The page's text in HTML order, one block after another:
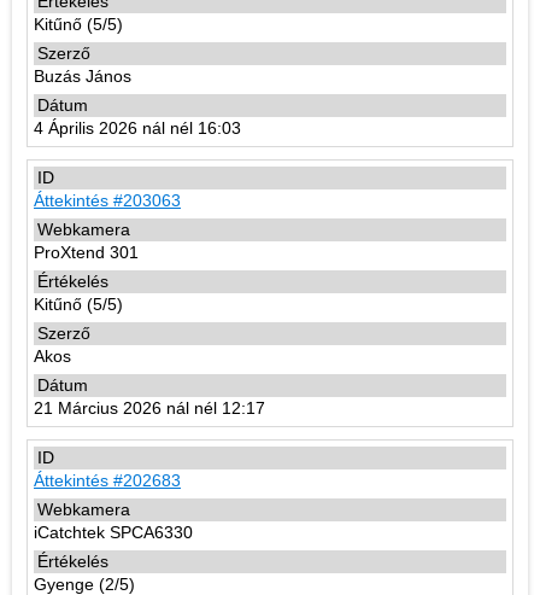
Kitűnő (5/5)
Buzás János
4 Április 2026 nál nél 16:03
Áttekintés #203063
ProXtend 301
Kitűnő (5/5)
Akos
21 Március 2026 nál nél 12:17
Áttekintés #202683
iCatchtek SPCA6330
Gyenge (2/5)